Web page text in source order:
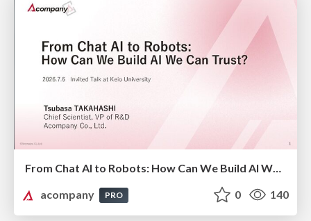
From Chat AI to Robots: How Can We Build AI We Can Trust?
acompany
PRO 0 140